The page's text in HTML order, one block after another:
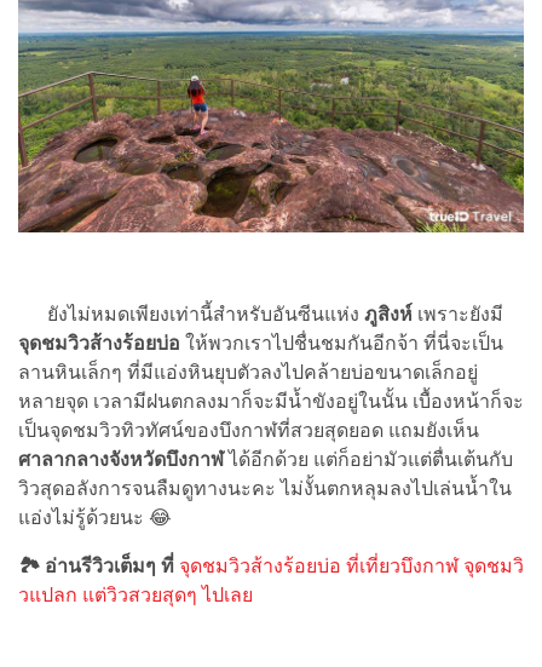
ยังไม่หมดเพียงเท่านี้สำหรับอันซีนแห่ง ภูสิงห์ เพราะยังมี
จุดชมวิวส้างร้อยบ่อ ให้พวกเราไปชื่นชมกันอีกจ้า ที่นี่จะเป็น
ลานหินเล็กๆ ที่มีแอ่งหินยุบตัวลงไปคล้ายบ่อขนาดเล็กอยู่
หลายจุด เวลามีฝนตกลงมาก็จะมีน้ำขังอยู่ในนั้น เบื้องหน้าก็จะ
เป็นจุดชมวิวทิวทัศน์ของบึงกาฬที่สวยสุดยอด แถมยังเห็น
ศาลากลางจังหวัดบึงกาฬได้อีกด้วย แต่ก็อย่ามัวแต่ตื่นเต้นกับ
วิวสุดอลังการจนลืมดูทางนะคะ ไม่งั้นตกหลุมลงไปเล่นน้ำใน
แอ่งไม่รู้ด้วยนะ 😂
🏞 อ่านรีวิวเต็มๆ ที่ จุดชมวิวส้างร้อยบ่อ ที่เที่ยวบึงกาฬ จุดชมวิ
วแปลก แต่วิวสวยสุดๆ ไปเลย